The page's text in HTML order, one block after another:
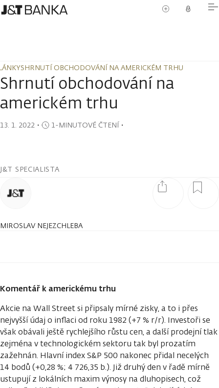
SHRNUTÍ OBCHODOVÁNÍ NA AMERICKÉM TRHU
SHRNUTÍ OBCHODOVÁNÍ NA AMERICKÉM TRHU
Shrnutí obchodování na
americkém trhu
13. 1. 2022 ・ 1-MINUTOVÉ ČTENÍ・
J&T SPECIALISTA
MIROSLAV NEJEZCHLEBA
Komentář k americkému trhu
Akcie na Wall Street si připsaly mírné zisky, a to i přes
nejvyšší údaj o inflaci od roku 1982 (+7 % r/r). Investoři se
však obávali ještě rychlejšího růstu cen, a další prodejní tlak
zejména v technologickém sektoru tak byl prozatím
zažehnán. Hlavní index S&P 500 nakonec přidal necelých
14 bodů (+0,28 %; 4 726,35 b.). Již druhý den v řadě mírně
ustupují z lokálních maxim výnosy na dluhopisech, což